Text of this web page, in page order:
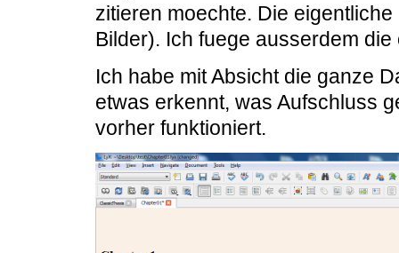
zitieren moechte. Die
Bilder). Ich fuege ausserdem
Ich habe mit Absicht die ganze
etwas erkennt, was Aufschluss
vorher funktioniert.